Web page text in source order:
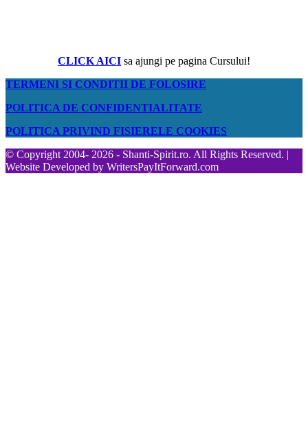
CLICK AICI sa ajungi pe pagina Cursului!
TERMENI SI CONDITII DE FOLOSIRE
POLITICA DE CONFIDENTIALITATE
POLITICA PRIVIND FISIERELE COOKIES
© Copyright 2004- 2026 - Shanti-Spirit.ro. All Rights Reserved. |
Website Developed by WritersPayItForward.com